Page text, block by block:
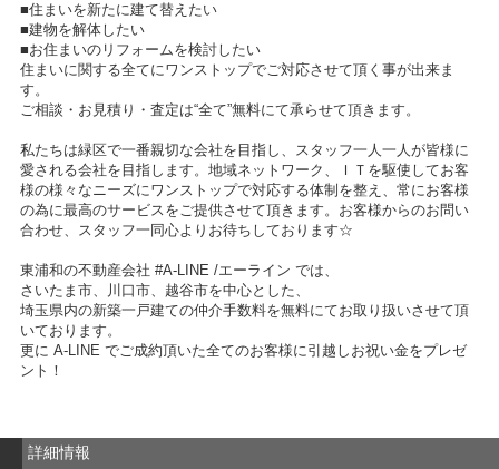
■住まいを新たに建て替えたい
■建物を解体したい
■お住まいのリフォームを検討したい
住まいに関する全てにワンストップでご対応させて頂く事が出来ま
す。
ご相談・お見積り・査定は“全て”無料にて承らせて頂きます。
私たちは緑区で一番親切な会社を目指し、スタッフ一人一人が皆様に
愛される会社を目指します。地域ネットワーク、ＩＴを駆使してお客
様の様々なニーズにワンストップで対応する体制を整え、常にお客様
の為に最高のサービスをご提供させて頂きます。お客様からのお問い
合わせ、スタッフ一同心よりお待ちしております☆
東浦和の不動産会社 #A-LINE /エーライン では、
さいたま市、川口市、越谷市を中心とした、
埼玉県内の新築一戸建ての仲介手数料を無料にてお取り扱いさせて頂
いております。
更に A-LINE でご成約頂いた全てのお客様に引越しお祝い金をプレゼ
ント！
詳細情報